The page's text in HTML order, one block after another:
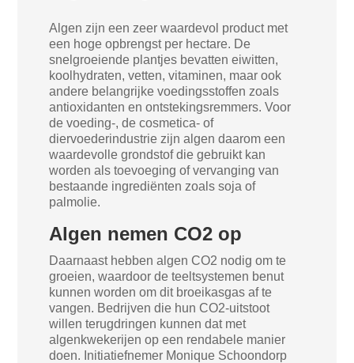
Algen zijn een zeer waardevol product met
een hoge opbrengst per hectare. De
snelgroeiende plantjes bevatten eiwitten,
koolhydraten, vetten, vitaminen, maar ook
andere belangrijke voedingsstoffen zoals
antioxidanten en ontstekingsremmers. Voor
de voeding-, de cosmetica- of
diervoederindustrie zijn algen daarom een
waardevolle grondstof die gebruikt kan
worden als toevoeging of vervanging van
bestaande ingrediënten zoals soja of
palmolie.
Algen nemen CO2 op
Daarnaast hebben algen CO2 nodig om te
groeien, waardoor de teeltsystemen benut
kunnen worden om dit broeikasgas af te
vangen. Bedrijven die hun CO2-uitstoot
willen terugdringen kunnen dat met
algenkwekerijen op een rendabele manier
doen. Initiatiefnemer Monique Schoondorp